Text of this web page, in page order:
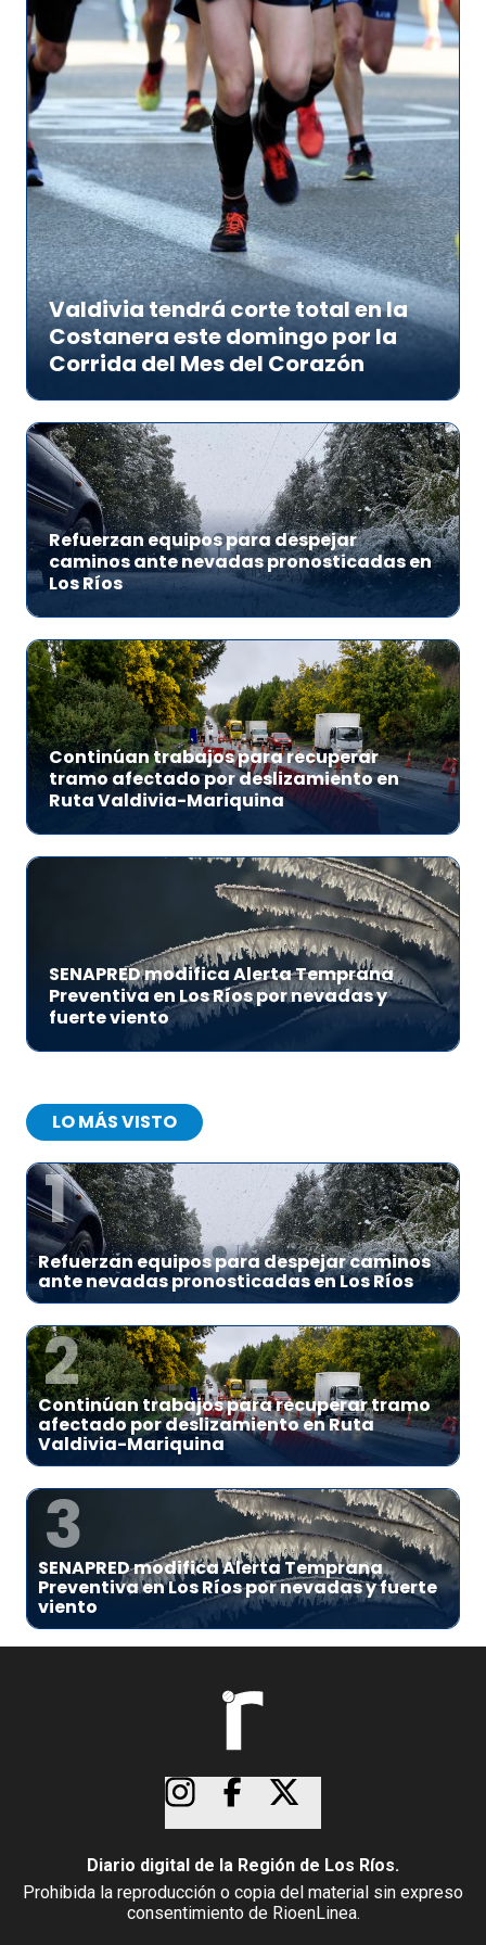
Valdivia tendrá corte total en la
Costanera este domingo por la
Corrida del Mes del Corazón
Refuerzan equipos para despejar
caminos ante nevadas pronosticadas en
Los Ríos
Continúan trabajos para recuperar
tramo afectado por deslizamiento en
Ruta Valdivia-Mariquina
SENAPRED modifica Alerta Temprana
Preventiva en Los Ríos por nevadas y
fuerte viento
LO MÁS VISTO
1
Refuerzan equipos para despejar caminos
ante nevadas pronosticadas en Los Ríos
2
Continúan trabajos para recuperar tramo
afectado por deslizamiento en Ruta
Valdivia-Mariquina
3
SENAPRED modifica Alerta Temprana
Preventiva en Los Ríos por nevadas y fuerte
viento
Diario digital de la Región de Los Ríos.
Prohibida la reproducción o copia del material sin expreso
consentimiento de RioenLinea.